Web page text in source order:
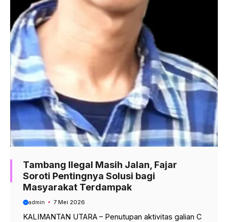
Tambang Ilegal Masih Jalan, Fajar
Soroti Pentingnya Solusi bagi
Masyarakat Terdampak
admin 7 Mei 2026
KALIMANTAN UTARA – Penutupan aktivitas galian C